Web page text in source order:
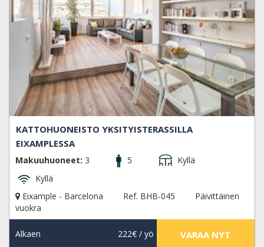
KATTOHUONEISTO YKSITYISTERASSILLA
EIXAMPLESSA
Makuuhuoneet: 3 5
Kyllä
Kyllä
Eixample - Barcelona
Ref. BHB-045
Päivittäinen
vuokra
Alkaen 222€/ yö VARAA NYT